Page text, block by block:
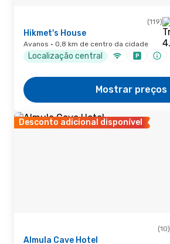
(119)
Hikmet's House
Avanos · 0,8 km de centro da cidade
Localização central
Mostrar preços
Desconto adicional disponível
(10)
Almula Cave Hotel